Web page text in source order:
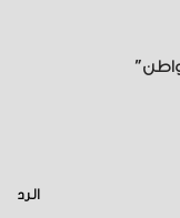
الرد